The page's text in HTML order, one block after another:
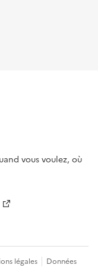
vous voulez, où
légales
Données